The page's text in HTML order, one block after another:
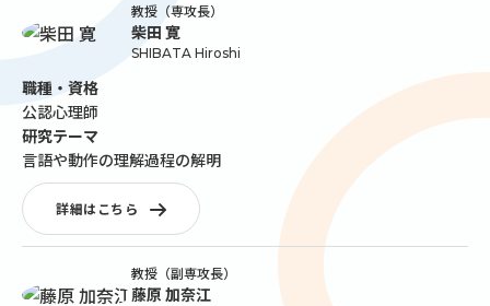
教授（専攻長）
柴田 寛
SHIBATA Hiroshi
職種・資格
公認心理師
研究テーマ
言語や動作の理解過程の解明
詳細はこちら
教授（副専攻長）
藤原 加奈江